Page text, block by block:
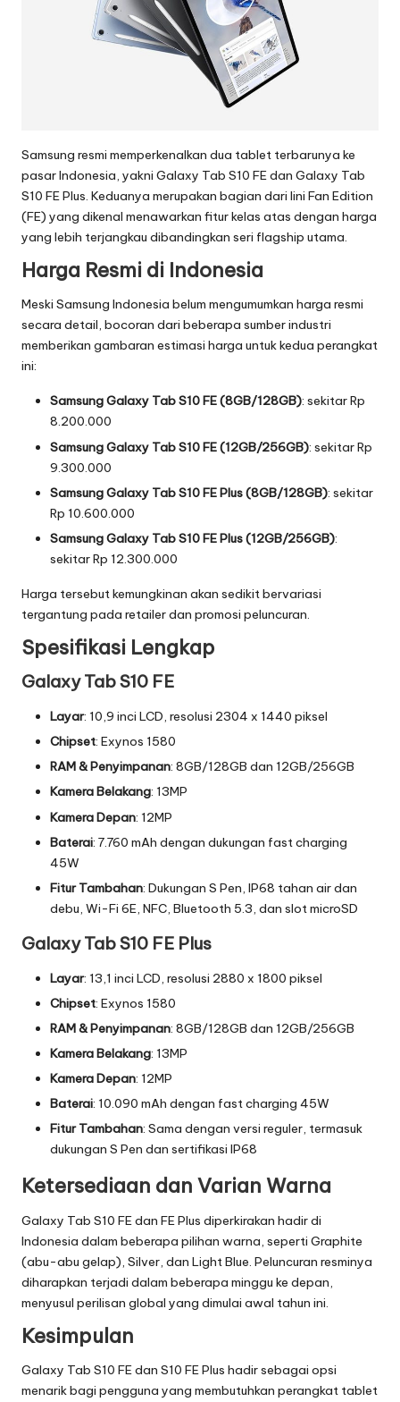
e
r
b
a
r
u
2
0
2
-
v
a
s
i
d
a
n
T
n
T
e
b
a
u
Samsung resmi memperkenalkan dua tablet terbarunya ke
pasar Indonesia, yakni Galaxy Tab S10 FE dan Galaxy Tab
S10 FE Plus. Keduanya merupakan bagian dari lini Fan Edition
(FE) yang dikenal menawarkan fitur kelas atas dengan harga
yang lebih terjangkau dibandingkan seri flagship utama.
Harga Resmi di Indonesia
Meski Samsung Indonesia belum mengumumkan harga resmi
secara detail, bocoran dari beberapa sumber industri
memberikan gambaran estimasi harga untuk kedua perangkat
ini:
Samsung Galaxy Tab S10 FE (8GB/128GB): sekitar Rp
8.200.000
Samsung Galaxy Tab S10 FE (12GB/256GB): sekitar Rp
9.300.000
Samsung Galaxy Tab S10 FE Plus (8GB/128GB): sekitar
Rp 10.600.000
Samsung Galaxy Tab S10 FE Plus (12GB/256GB):
sekitar Rp 12.300.000
Harga tersebut kemungkinan akan sedikit bervariasi
tergantung pada retailer dan promosi peluncuran.
Spesifikasi Lengkap
Galaxy Tab S10 FE
Layar: 10,9 inci LCD, resolusi 2304 x 1440 piksel
Chipset: Exynos 1580
RAM & Penyimpanan: 8GB/128GB dan 12GB/256GB
Kamera Belakang: 13MP
Kamera Depan: 12MP
Baterai: 7.760 mAh dengan dukungan fast charging
45W
Fitur Tambahan: Dukungan S Pen, IP68 tahan air dan
debu, Wi-Fi 6E, NFC, Bluetooth 5.3, dan slot microSD
Galaxy Tab S10 FE Plus
Layar: 13,1 inci LCD, resolusi 2880 x 1800 piksel
Chipset: Exynos 1580
RAM & Penyimpanan: 8GB/128GB dan 12GB/256GB
Kamera Belakang: 13MP
Kamera Depan: 12MP
Baterai: 10.090 mAh dengan fast charging 45W
Fitur Tambahan: Sama dengan versi reguler, termasuk
dukungan S Pen dan sertifikasi IP68
Ketersediaan dan Varian Warna
Galaxy Tab S10 FE dan FE Plus diperkirakan hadir di
Indonesia dalam beberapa pilihan warna, seperti Graphite
(abu-abu gelap), Silver, dan Light Blue. Peluncuran resminya
diharapkan terjadi dalam beberapa minggu ke depan,
menyusul perilisan global yang dimulai awal tahun ini.
Kesimpulan
Galaxy Tab S10 FE dan S10 FE Plus hadir sebagai opsi
menarik bagi pengguna yang membutuhkan perangkat tablet